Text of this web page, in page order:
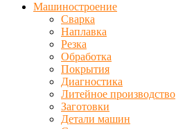
Машиностроение
Сварка
Наплавка
Резка
Обработка
Покрытия
Диагностика
Литейное производство
Заготовки
Детали машин